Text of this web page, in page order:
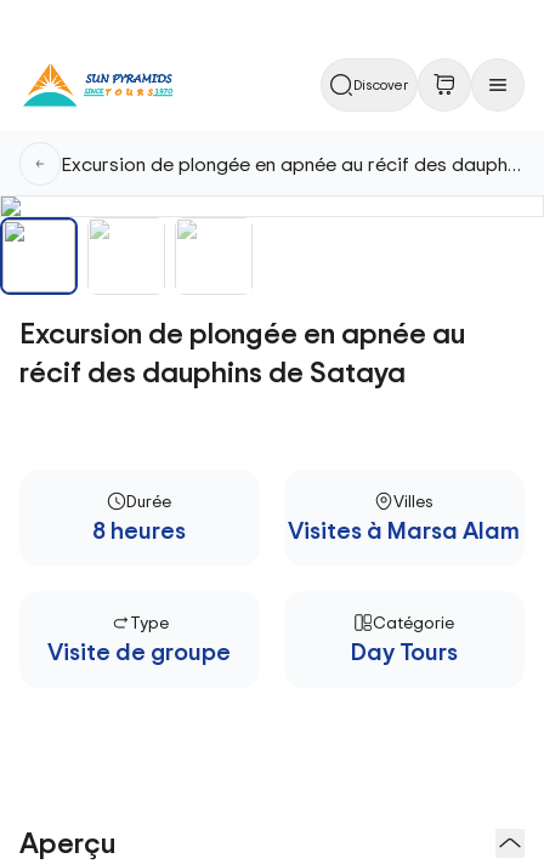
Discover
Excursion de plongée en apnée au récif des dauphins de Sataya
Excursion de plongée en apnée au
récif des dauphins de Sataya
Durée
8 heures
Villes
Visites à Marsa Alam
Type
Visite de groupe
Catégorie
Day Tours
Aperçu